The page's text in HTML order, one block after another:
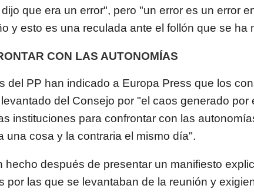
que era un error", pero "un error es un error
y esto es una reculada ante el follón que se ha
CON LAS AUTONOMÍAS
del PP han indicado a Europa Press que los
del Consejo por "el caos generado por
instituciones para confrontar con las
una cosa y la contraria el mismo día".
hecho después de presentar un manifiesto
por las que se levantaban de la reunión y